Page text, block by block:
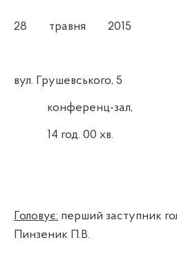
28 травня 2015
вул. Грушевського, 5
конференц-зал,
14 год. 00 хв.
Головує: перший заступник
Пинзеник П.В.